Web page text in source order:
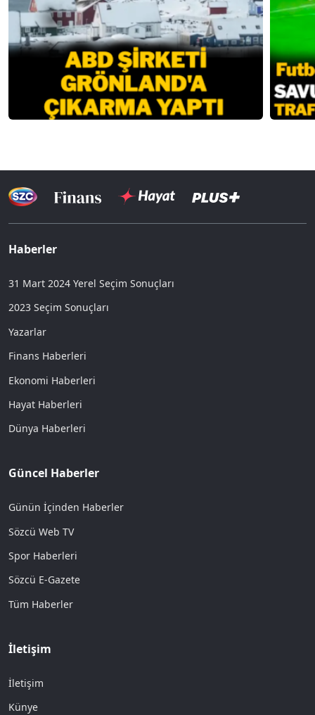
Haberler
31 Mart 2024 Yerel Seçim Sonuçları
2023 Seçim Sonuçları
Yazarlar
Finans Haberleri
Ekonomi Haberleri
Hayat Haberleri
Dünya Haberleri
Güncel Haberler
Günün İçinden Haberler
Sözcü Web TV
Spor Haberleri
Sözcü E-Gazete
Tüm Haberler
İletişim
İletişim
Künye